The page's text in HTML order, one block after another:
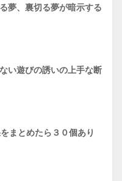
夢、裏切る夢が暗示する
い遊びの誘いの上手な断
まとめたら３０個あり